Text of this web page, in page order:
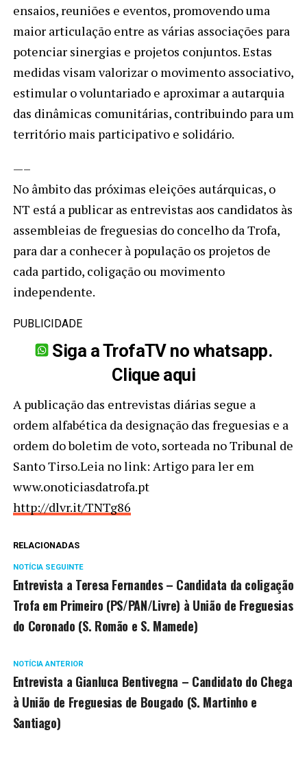
ensaios, reuniões e eventos, promovendo uma
maior articulação entre as várias associações para
potenciar sinergias e projetos conjuntos. Estas
medidas visam valorizar o movimento associativo,
estimular o voluntariado e aproximar a autarquia
das dinâmicas comunitárias, contribuindo para um
território mais participativo e solidário.
—–
No âmbito das próximas eleições autárquicas, o
NT está a publicar as entrevistas aos candidatos às
assembleias de freguesias do concelho da Trofa,
para dar a conhecer à população os projetos de
cada partido, coligação ou movimento
independente.
PUBLICIDADE
Siga a TrofaTV no whatsapp.
Clique aqui
A publicação das entrevistas diárias segue a
ordem alfabética da designação das freguesias e a
ordem do boletim de voto, sorteada no Tribunal de
Santo Tirso.Leia no link: Artigo para ler em
www.onoticiasdatrofa.pt
http://dlvr.it/TNTg86
RELACIONADAS
NOTÍCIA SEGUINTE
Entrevista a Teresa Fernandes – Candidata da coligação
Trofa em Primeiro (PS/PAN/Livre) à União de Freguesias
do Coronado (S. Romão e S. Mamede)
NOTÍCIA ANTERIOR
Entrevista a Gianluca Bentivegna – Candidato do Chega
à União de Freguesias de Bougado (S. Martinho e
Santiago)